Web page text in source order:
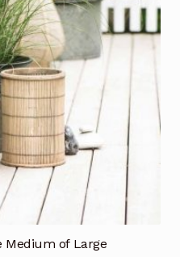
Medium of Large